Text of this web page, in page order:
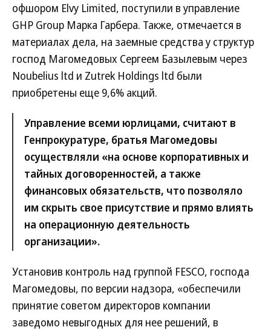
офшором Elvy Limited, поступили в управление
GHP Group Марка Гарбера. Также, отмечается в
материалах дела, на заемные средства у структур
господ Магомедовых Сергеем Базылевым через
Noubelius ltd и Zutrek Holdings ltd были
приобретены еще 9,6% акций.
Управление всеми юрлицами, считают в
Генпрокуратуре, братья Магомедовы
осуществляли «на основе корпоративных и
тайных договоренностей, а также
финансовых обязательств, что позволяло
им скрыть свое присутствие и прямо влиять
на операционную деятельность
организации».
Установив контроль над группой FESCO, господа
Магомедовы, по версии надзора, «обеспечили
принятие советом директоров компании
заведомо невыгодных для нее решений, в